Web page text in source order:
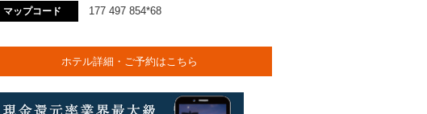
マップコード 177 497 854*68
ホテル詳細・ご予約はこちら